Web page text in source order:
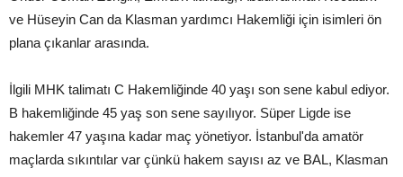
ve Hüseyin Can da Klasman yardımcı Hakemliği için isimleri ön
plana çıkanlar arasında.
İlgili MHK talimatı C Hakemliğinde 40 yaşı son sene kabul ediyor.
B hakemliğinde 45 yaş son sene sayılıyor. Süper Ligde ise
hakemler 47 yaşına kadar maç yönetiyor. İstanbul'da amatör
maçlarda sıkıntılar var çünkü hakem sayısı az ve BAL, Klasman